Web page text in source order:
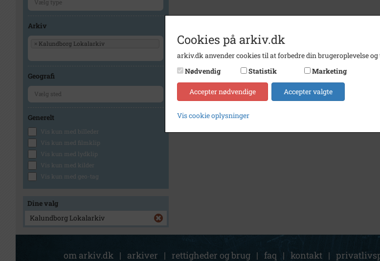
Arkiv
× Kalundborg Lokalarkiv
Geografi
Generelt
Vis kun med billeder
Vis kun med filmklip
Vis kun med lydklip
Vis kun med kilder
Vis kun med geo-tag
Dine valg
Kalundborg Lokalarkiv
om arkiv.dk | arkiver | rettigheder og brug | faq | kontakt |
Cookies på arkiv.dk
arkiv.dk anvender cookies til at forbedre din brugeroplevelse
Nødvendig
Statistik Marketing
Accepter nødvendige Accepter valgte
Vis cookie oplysninger